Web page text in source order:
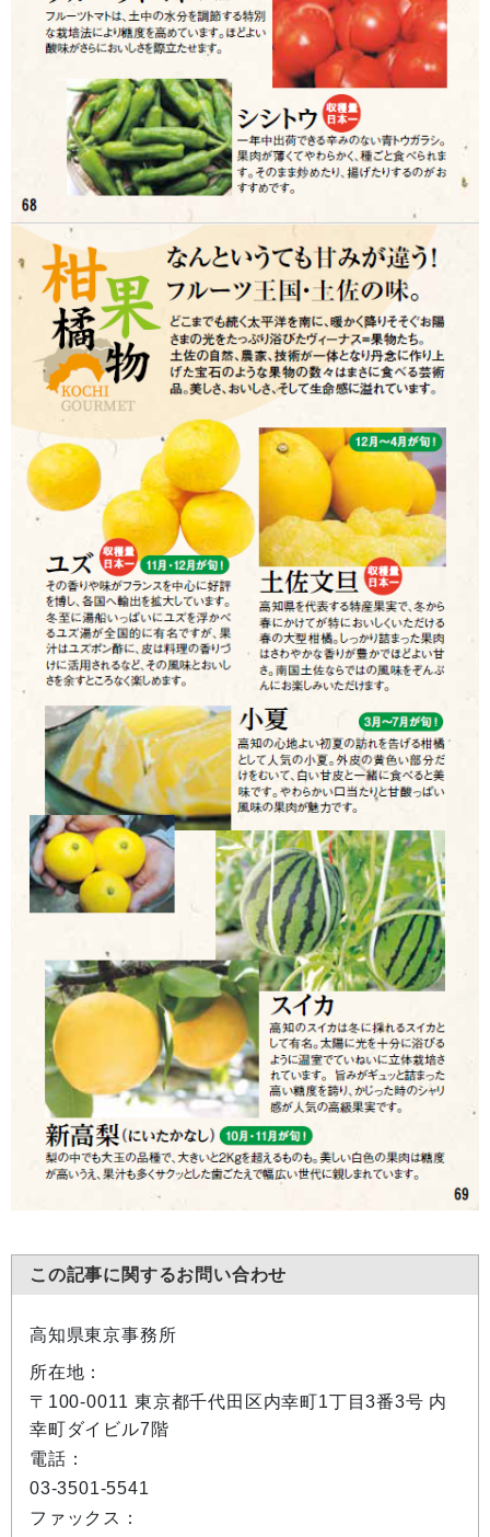
この記事に関するお問い合わせ
高知県東京事務所
所在地：
〒100-0011 東京都千代田区内幸町1丁目3番3号 内
幸町ダイビル7階
電話：
03-3501-5541
ファックス：